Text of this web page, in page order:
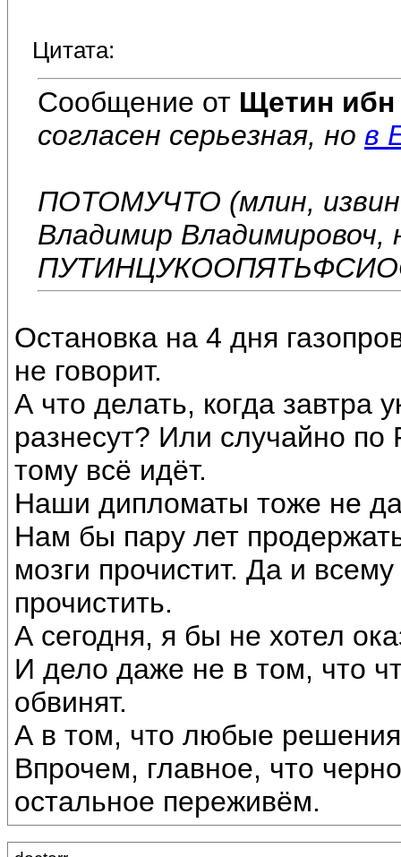
Цитата:
Сообщение от Щетин ибн
согласен серьезная, но в
ПОТОМУЧТО (млин,
Владимир Владимировоч,
Остановка на 4 дня
не говорит.
А что делать, когда завтра
разнесут? Или случайно по
тому всё идёт.
Наши дипломаты тоже не
Нам бы пару лет
мозги прочистит. Да и
прочистить.
А сегодня, я бы не хотел
И дело даже не в том, что
обвинят.
А в том, что любые
Впрочем, главное, что
остальное переживём.